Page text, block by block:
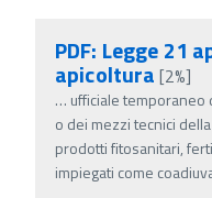
PDF: Legge 21
apicoltura [2%]
… ufficiale
o dei mezzi tecnici
prodotti fitosanitari,
impiegati come